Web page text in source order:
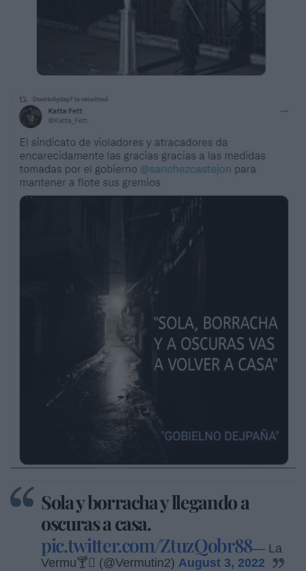
Sola y borracha y llegando a
oscuras a casa.
pic.twitter.com/ZtuzQobr88— La
Vermu🍸 (@Vermutin2) August 3, 2022